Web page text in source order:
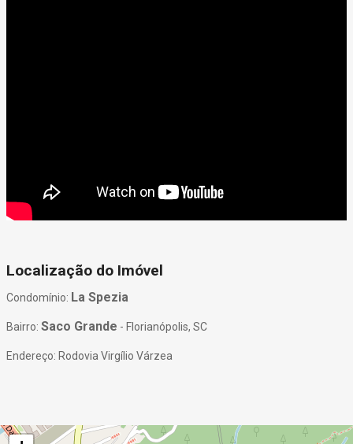
Localização do Imóvel
Condomínio: La Spezia
Bairro: Saco Grande - Florianópolis, SC
Endereço: Rodovia Virgílio Várzea